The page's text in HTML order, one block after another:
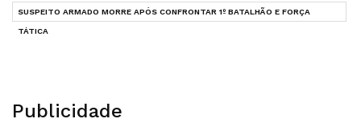
SUSPEITO ARMADO MORRE APÓS CONFRONTAR 1º BATALHÃO E FORÇA
TÁTICA
Publicidade